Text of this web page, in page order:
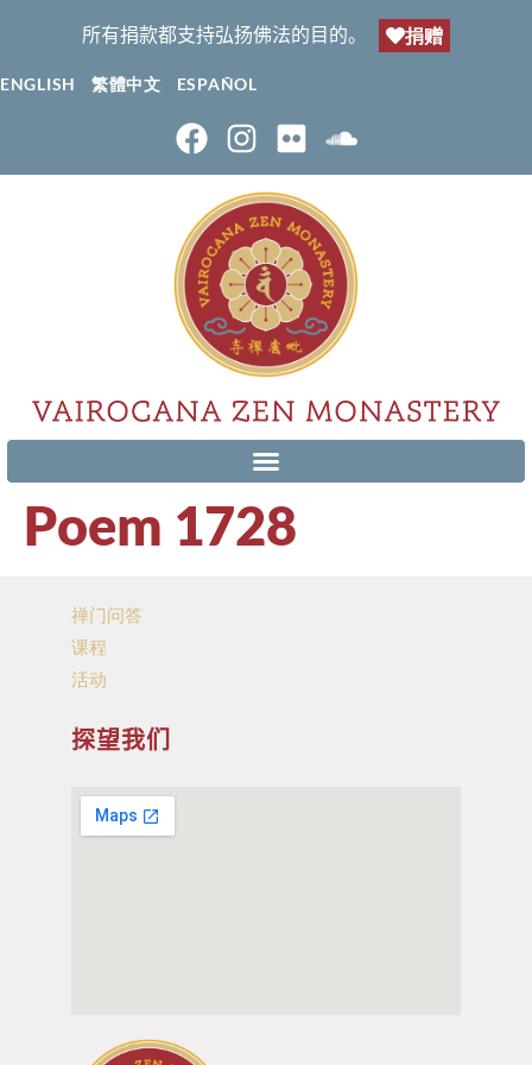
所有捐款都支持弘扬佛法的目的。 捐赠
ENGLISH 繁體中文 ESPAÑOL
Poem 1728
禅门问答
课程
活动
探望我们